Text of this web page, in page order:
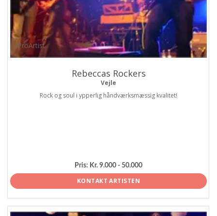
ProArtist
Rebeccas Rockers
Vejle
Rock og soul i ypperlig håndværksmæssig kvalitet!
Pris: Kr. 9.000 - 50.000
KONTAKT ARTISTEN